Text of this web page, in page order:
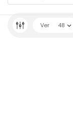
Ver 48